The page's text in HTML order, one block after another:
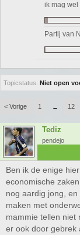
ik mag wel
Partij van
Topicstatus: Niet open
< Vorige 1 ← 12
Tediz
pendejo
Ben ik de enige
economische
nog aardig jong,
maken met
mammie tellen niet
er ook door gebrek